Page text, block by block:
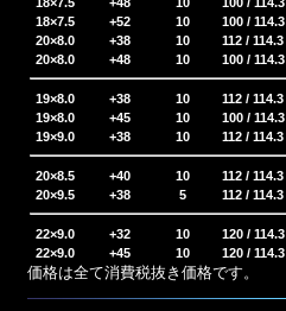
18×7.5
+52 10 100 / 114.3
20×8.0
+38 10 112 / 114.3
20×8.0
+48 10 100 / 114.3
19×8.0 +38 10 112 / 114.3
19×8.0
+45 10 100 / 114.3
19×9.0
+38 10 112 / 114.3
20×8.5 +40 10 112 / 114.3
20×9.5
+38 5 112 / 114.3
22×9.0 +32 10 120 / 114.3
22×9.0
+45 10 120 / 114.3
価格は全て消費税抜き価格です。